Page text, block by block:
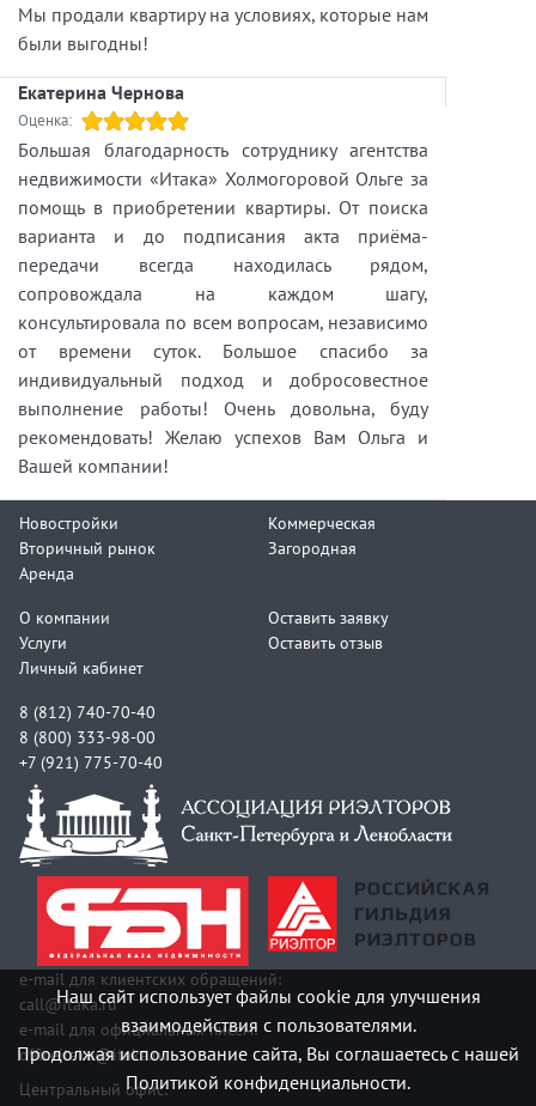
Мы продали квартиру на условиях, которые нам
были выгодны!
Екатерина Чернова
Оценка:
Большая благодарность сотруднику агентства
недвижимости «Итака» Холмогоровой Ольге за
помощь в приобретении квартиры. От поиска
варианта и до подписания акта приёма-
передачи всегда находилась рядом,
сопровождала на каждом шагу,
консультировала по всем вопросам, независимо
от времени суток. Большое спасибо за
индивидуальный подход и добросовестное
выполнение работы! Очень довольна, буду
рекомендовать! Желаю успехов Вам Ольга и
Вашей компании!
Новостройки
Вторичный рынок
Аренда
Коммерческая
Загородная
О компании
Услуги
Личный кабинет
Оставить заявку
Оставить отзыв
8 (812) 740-70-40
8 (800) 333-98-00
+7 (921) 775-70-40
e-mail для клиентских обращений:
call@itaka.ru
e-mail для официальных писем:
officeitaka@itaka.ru
Центральный офис:
Наш сайт использует файлы cookie для улучшения
взаимодействия с пользователями.
Продолжая использование сайта, Вы соглашаетесь с нашей
Политикой конфиденциальности.